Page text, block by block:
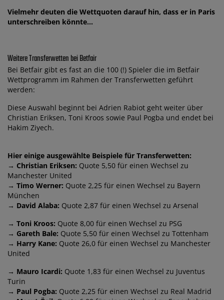
Vielmehr deuten die Wettquoten darauf hin, dass er in Paris
unterschreiben könnte…
Weitere Transferwetten bei Betfair
Bei Betfair gibt es fast an die 100 (!) Spieler die im Betfair
Wettprogramm im Rahmen der Transferwetten geführt
werden:
Diese Auswahl beginnt bei Adrien Rabiot geht weiter über
Christian Eriksen, Toni Kroos sowie Paul Pogba und endet bei
Hakim Ziyech.
Hier einige ausgewählte Beispiele für Transferwetten:
→ Christian Eriksen: Quote 5,50 für einen Wechsel zu
Manchester United
→ Timo Werner: Quote 2,25 für einen Wechsel zu Bayern
München
→ David Alaba: Quote 2,87 für einen Wechsel zu Arsenal
→ Toni Kroos: Quote 8,00 für einen Wechsel zu PSG
→ Gareth Bale: Quote 5,50 für einen Wechsel zu Tottenham
→ Harry Kane: Quote 26,0 für einen Wechsel zu Manchester
United
→ Mauro Icardi: Quote 1,83 für einen Wechsel zu Juventus
Turin
→ Paul Pogba: Quote 2,25 für einen Wechsel zu Real Madrid